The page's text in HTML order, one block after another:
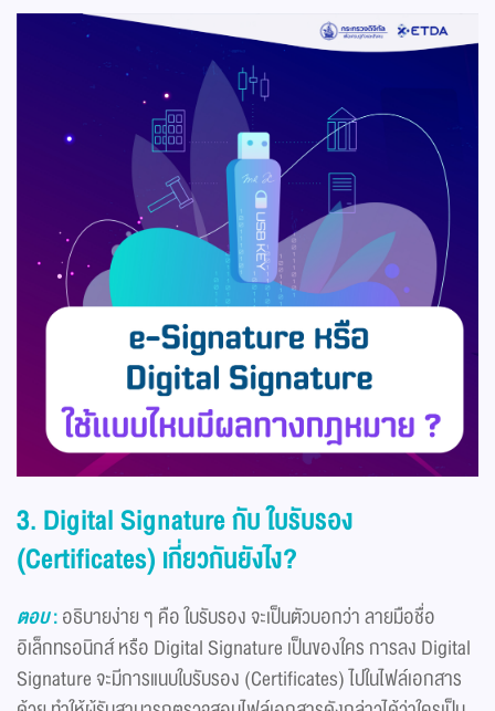
3. Digital Signature กับ ใบรับรอง
(Certificates) เกี่ยวกันยังไง?
ตอบ:อธิบายง่าย ๆ คือ ใบรับรอง จะเป็นตัวบอกว่า ลายมือชื่อ
อิเล็กทรอนิกส์ หรือ Digital Signature เป็นของใคร การลง Digital
Signature จะมีการแนบใบรับรอง (Certificates) ไปในไฟล์เอกสาร